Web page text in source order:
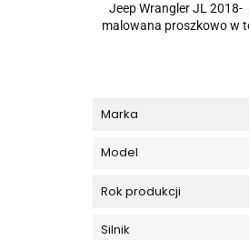
Jeep Wrangler JL 2018-
malowana proszkowo w
Marka
Model
Rok produkcji
Silnik